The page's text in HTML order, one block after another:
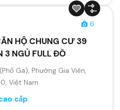
6
HỘ CHUNG CƯ 39
3 NGỦ FULL ĐỒ
Ga), Phường Gia Viên,
Việt Nam
cấp